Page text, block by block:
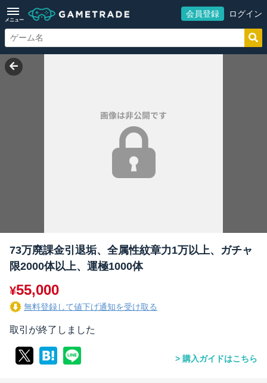
メニュー
会員登録 ログイン
73万廃課金引退垢、全属性紋章力1万以上、ガチャ
限2000体以上、運極1000体
¥55,000
無料登録して値下げ通知を受け取る
取引が終了しました
購入ガイドはこちら